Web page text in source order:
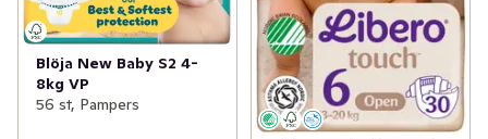
Blöja New Baby S2 4-
8kg VP
56 st, Pampers